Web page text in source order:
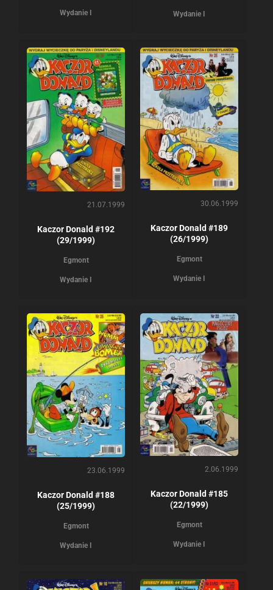
Wydanie I Wydanie I
21.07.1999
Kaczor Donald #192
(29/1999)
Egmont
Wydanie I
30.06.1999
Kaczor Donald #189
(26/1999)
Egmont
Wydanie I
23.06.1999
Kaczor Donald #188
(25/1999)
Egmont
Wydanie I
2.06.1999
Kaczor Donald #185
(22/1999)
Egmont
Wydanie I